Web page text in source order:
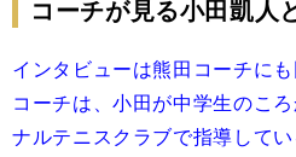
コーチが見る小田凱人
インタビューは熊田コーチに
コーチは、小田が中学生のこ
ナルテニスクラブで指導して